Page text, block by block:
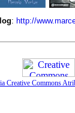
: http://
Creative Commons